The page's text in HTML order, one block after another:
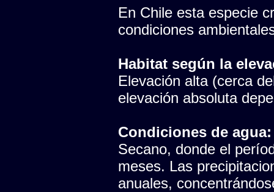
En Chile esta especie
condiciones
Habitat según la
Elevación alta (cerca
elevación absoluta
Condiciones de agua:
Secano, donde el
meses. Las
anuales,